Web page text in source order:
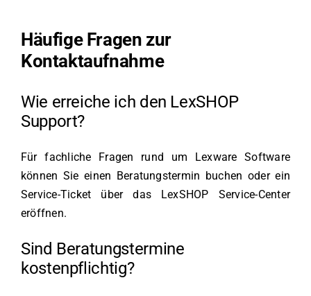
Häufige Fragen zur
Kontaktaufnahme
Wie erreiche ich den LexSHOP
Support?
Für fachliche Fragen rund um Lexware Software
können Sie einen Beratungstermin buchen oder ein
Service-Ticket über das LexSHOP Service-Center
eröffnen.
Sind Beratungstermine
kostenpflichtig?